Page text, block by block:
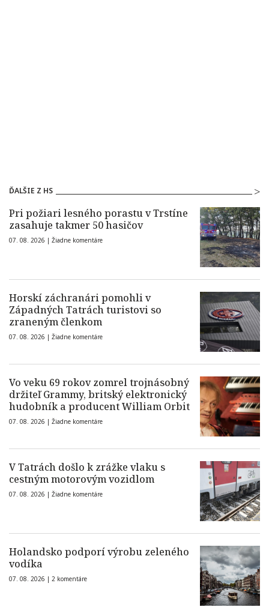
ĎALŠIE Z HS
Pri požiari lesného porastu v Trstíne
zasahuje takmer 50 hasičov
07. 08. 2026 | Žiadne komentáre
Horskí záchranári pomohli v
Západných Tatrách turistovi so
zraneným členkom
07. 08. 2026 | Žiadne komentáre
Vo veku 69 rokov zomrel trojnásobný
držiteľ Grammy, britský elektronický
hudobník a producent William Orbit
07. 08. 2026 | Žiadne komentáre
V Tatrách došlo k zrážke vlaku s
cestným motorovým vozidlom
07. 08. 2026 | Žiadne komentáre
Holandsko podporí výrobu zeleného
vodíka
07. 08. 2026 | 2 komentáre